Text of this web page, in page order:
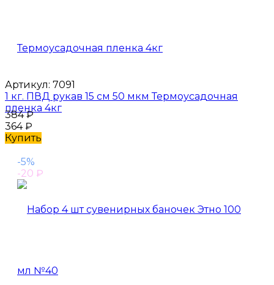
Артикул: 7091
1 кг. ПВД рукав 15 см 50 мкм Термоусадочная
пленка 4кг
384₽
364₽
Купить
-5%
-20 ₽